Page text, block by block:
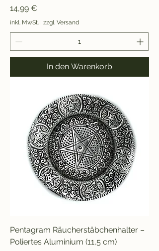
Preis
14,99 €
inkl. MwSt. | zzgl. Versand
In den Warenkorb
Pentagram Räucherstäbchenhalter –
Poliertes Aluminium (11,5 cm)